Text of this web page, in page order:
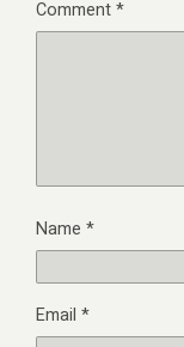
Comment*
Name *
Email *